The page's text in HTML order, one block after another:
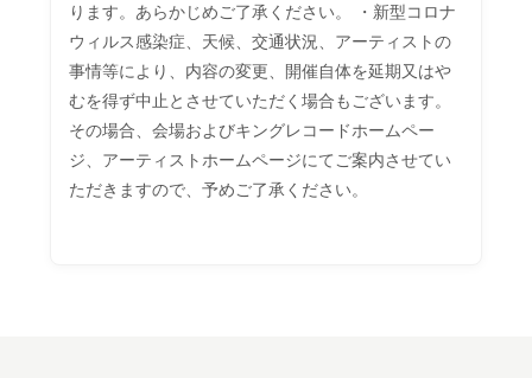
ります。あらかじめご了承ください。 ・新型コロナ
ウィルス感染症、天候、交通状況、アーティストの
事情等により、内容の変更、開催自体を延期又はや
むを得ず中止とさせていただく場合もございます。
その場合、会場およびキングレコードホームペー
ジ、アーティストホームページにてご案内させてい
ただきますので、予めご了承ください。